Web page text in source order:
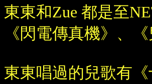
東東和Zue 都是至
《 閃電傳真機》 、 《
東東唱過的兒歌有 《